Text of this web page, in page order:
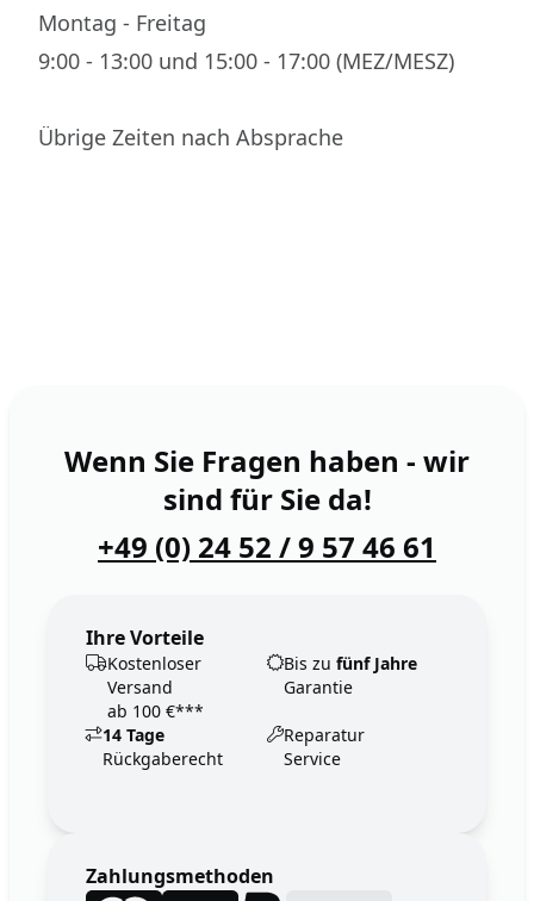
Montag - Freitag
9:00 - 13:00 und 15:00 - 17:00 (MEZ/MESZ)
Übrige Zeiten nach Absprache
Wenn Sie Fragen haben - wir
sind für Sie da!
+49 (0) 24 52 / 9 57 46 61
Ihre Vorteile
Kostenloser
Versand
ab 100 €***
Bis zu fünf Jahre
Garantie
14 Tage
Rückgaberecht
Reparatur
Service
Zahlungsmethoden